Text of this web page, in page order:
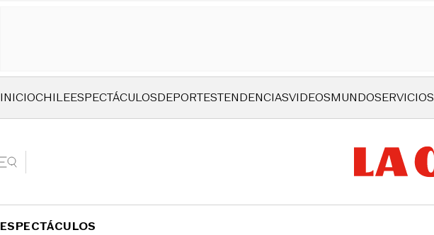
INICIOCHILEESPECTÁCULOSDEPORTESTENDENCIASVIDEOSMUNDOSERVICIOS
ESPECTÁCULOS